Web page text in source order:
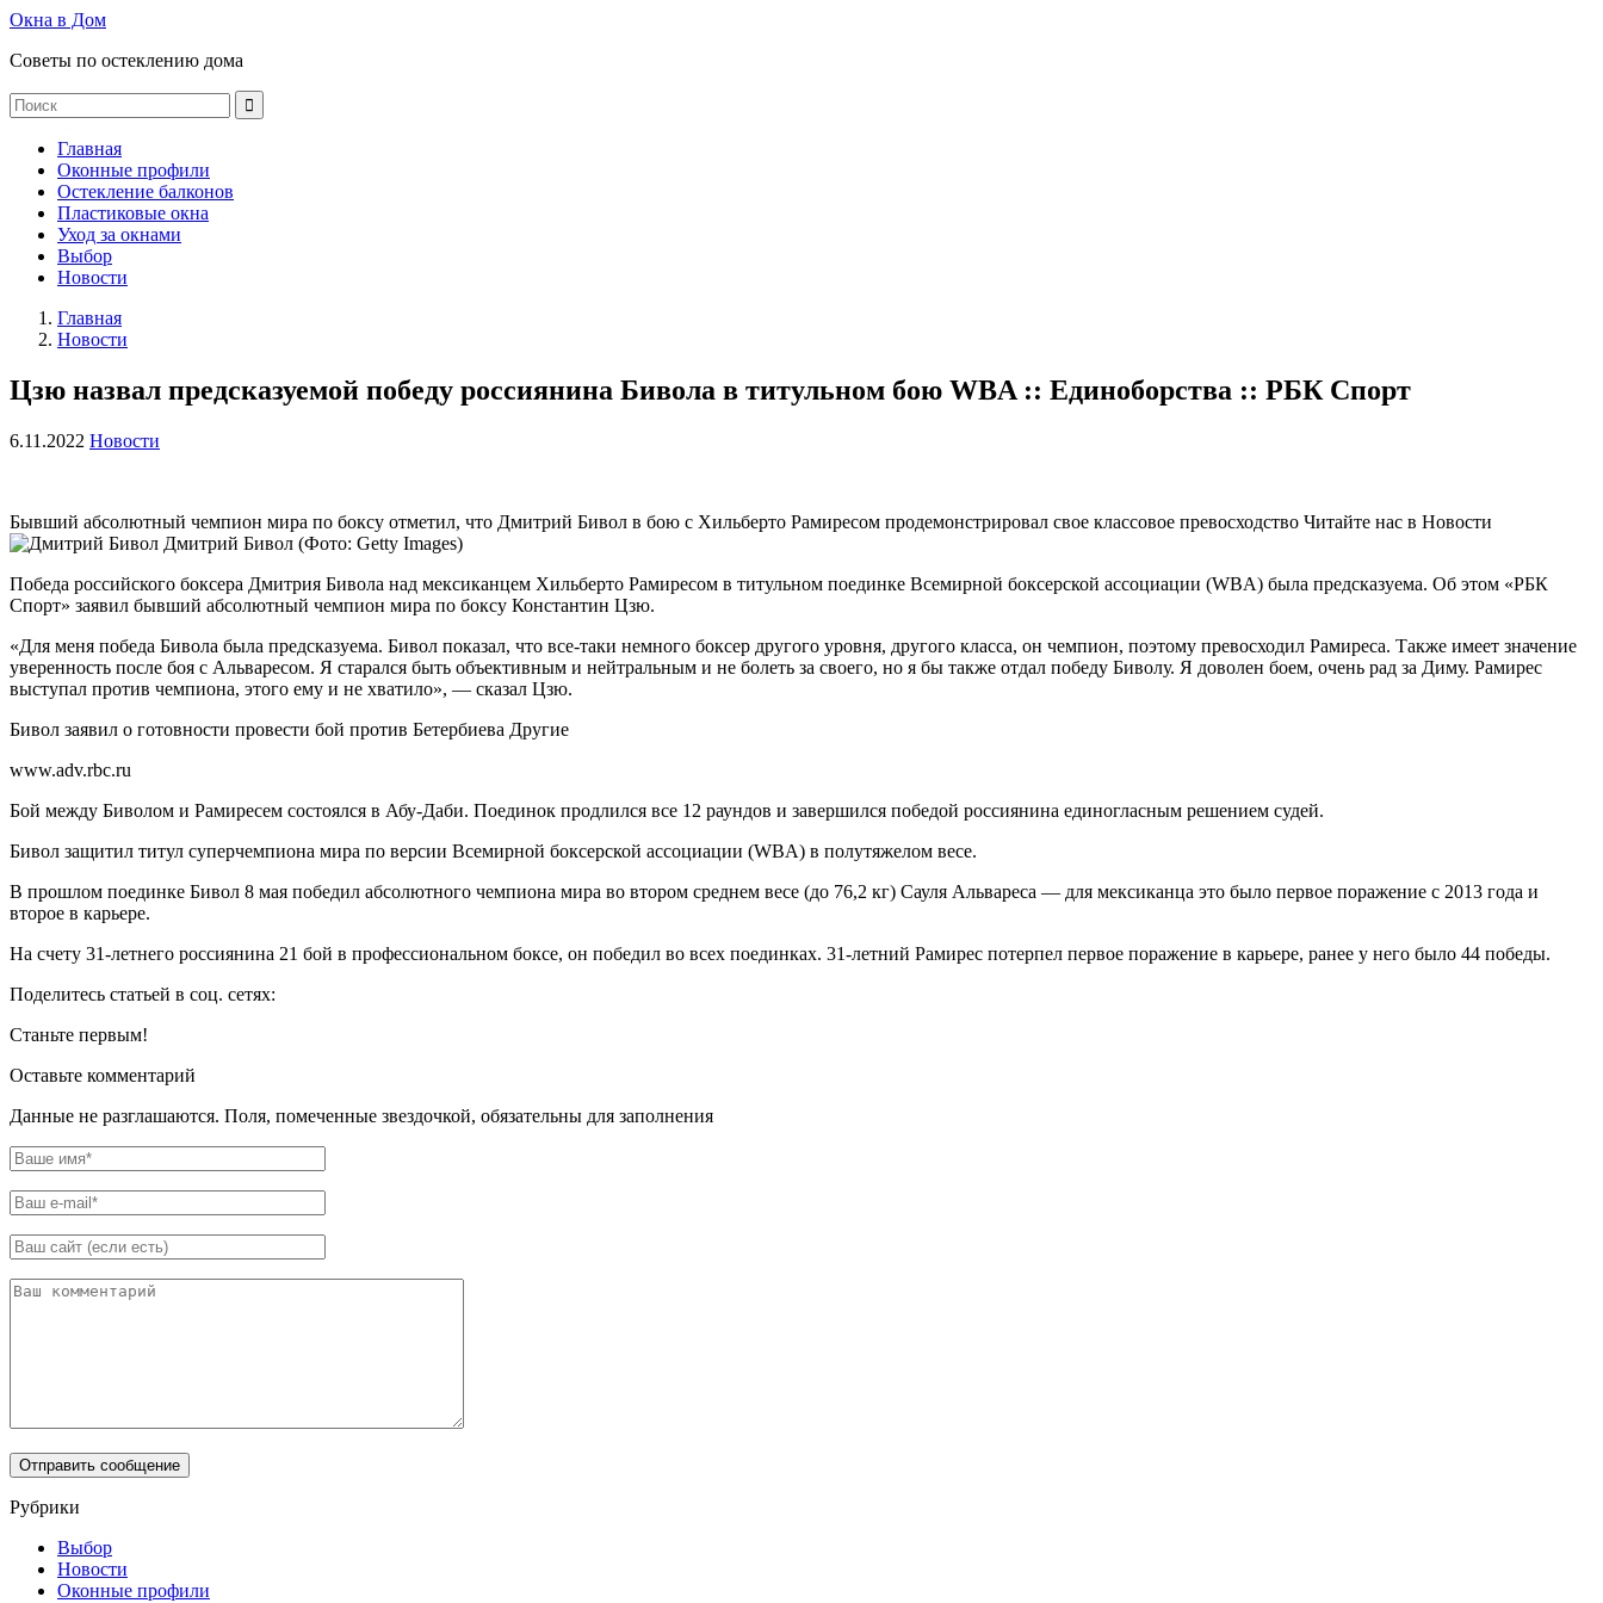
Окна в Дом
Советы по остеклению дома
Главная
Оконные профили
Остекление балконов
Пластиковые окна
Уход за окнами
Выбор
Новости
Главная
Новости
Цзю назвал предсказуемой победу россиянина Бивола в титульном бою WBA :: Единоборства :: РБК Спорт
6.11.2022 Новости
Бывший абсолютный чемпион мира по боксу отметил, что Дмитрий Бивол в бою с Хильберто Рамиресом продемонстрировал свое классовое превосходство Читайте нас в Новости
Дмитрий Бивол (Фото: Getty Images)
Победа российского боксера Дмитрия Бивола над мексиканцем Хильберто Рамиресом в титульном поединке Всемирной боксерской ассоциации (WBA) была предсказуема. Об этом «РБК
Спорт» заявил бывший абсолютный чемпион мира по боксу Константин Цзю.
«Для меня победа Бивола была предсказуема. Бивол показал, что все-таки немного боксер другого уровня, другого класса, он чемпион, поэтому превосходил Рамиреса. Также имеет значение
уверенность после боя с Альваресом. Я старался быть объективным и нейтральным и не болеть за своего, но я бы также отдал победу Биволу. Я доволен боем, очень рад за Диму. Рамирес
выступал против чемпиона, этого ему и не хватило», — сказал Цзю.
Бивол заявил о готовности провести бой против Бетербиева Другие
www.adv.rbc.ru
Бой между Биволом и Рамиресем состоялся в Абу-Даби. Поединок продлился все 12 раундов и завершился победой россиянина единогласным решением судей.
Бивол защитил титул суперчемпиона мира по версии Всемирной боксерской ассоциации (WBA) в полутяжелом весе.
В прошлом поединке Бивол 8 мая победил абсолютного чемпиона мира во втором среднем весе (до 76,2 кг) Сауля Альвареса — для мексиканца это было первое поражение с 2013 года и
второе в карьере.
На счету 31-летнего россиянина 21 бой в профессиональном боксе, он победил во всех поединках. 31-летний Рамирес потерпел первое поражение в карьере, ранее у него было 44 победы.
Поделитесь статьей в соц. сетях:
Станьте первым!
Оставьте комментарий
Данные не разглашаются. Поля, помеченные звездочкой, обязательны для заполнения
Рубрики
Выбор
Новости
Оконные профили